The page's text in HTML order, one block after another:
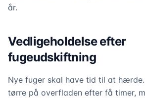
år.
Vedligeholdelse efter
fugeudskiftning
Nye fuger skal have tid til at
tørre på overfladen efter få timer,